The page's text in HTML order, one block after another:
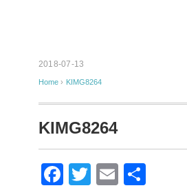
2018-07-13
Home › KIMG8264
KIMG8264
F
T
E